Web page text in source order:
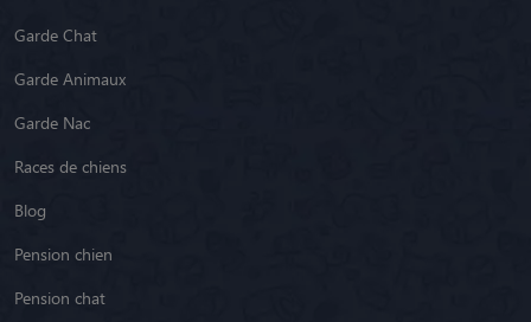
Garde Chat
Garde Animaux
Garde Nac
Races de chiens
Blog
Pension chien
Pension chat